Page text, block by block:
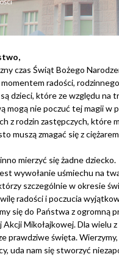
czas Świąt Bożego
radości,
dzieci, które ze względu na
mogą nie poczuć tej magii w
z rodzin zastępczych, które
muszą zmagać się z ciężarem
mierzyć się żadne dziecko.
wywołanie uśmiechu na
szczególnie w okresie
radości i poczucia
się do Państwa z ogromną
Akcji Mikołajkowej. Dla wielu
prawdziwe święta. Wierzymy,
uda nam się stworzyć